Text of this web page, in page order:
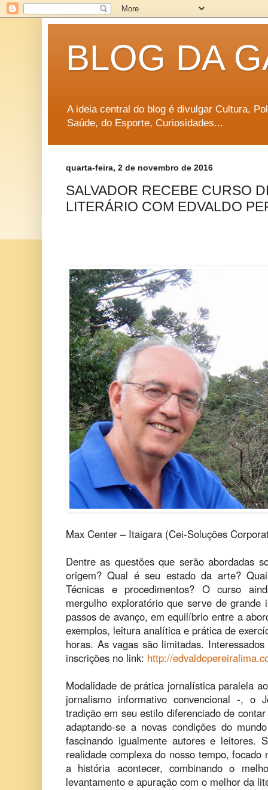
BLOG DA
A ideia central do blog é divulgar Cultura,
Saúde, do Esporte, Curiosidades...
quarta-feira, 2 de novembro de 2016
SALVADOR RECEBE CURSO
LITERÁRIO COM EDVALDO
Max Center – Itaigara (Cei-Soluções
Dentre as questões que serão abordadas
origem? Qual é seu estado da arte?
Técnicas e procedimentos? O curso
mergulho exploratório que serve de
passos de avanço, em equilíbrio entre a
exemplos, leitura analítica e prática de
horas. As vagas são limitadas.
inscrições no link: http://
Modalidade de prática jornalística paralela
jornalismo informativo convencional -, o
tradição em seu estilo diferenciado de
adaptando-se a novas condições do
fascinando igualmente autores e leitores.
realidade complexa do nosso tempo, focado
a história acontecer, combinando o
levantamento e apuração com o melhor da